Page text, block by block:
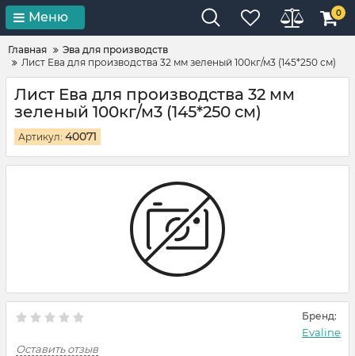
Меню 0
Главная
Эва для производств
Лист Ева для производства 32 мм зеленый 100кг/м3 (145*250 см)
Лист Ева для производства 32 мм
зеленый 100кг/м3 (145*250 см)
Артикул: 40071
Бренд:
Evaline
Оставить отзыв